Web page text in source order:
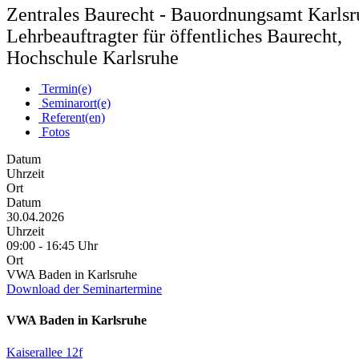
Zentrales Baurecht - Bauordnungsamt
Lehrbeauftragter für öffentliches Baurecht,
Hochschule Karlsruhe
Termin(e)
Seminarort(e)
Referent(en)
Fotos
Datum
Uhrzeit
Ort
Datum
30.04.2026
Uhrzeit
09:00 - 16:45 Uhr
Ort
VWA Baden in Karlsruhe
Download der Seminartermine
VWA Baden in Karlsruhe
Kaiserallee 12f